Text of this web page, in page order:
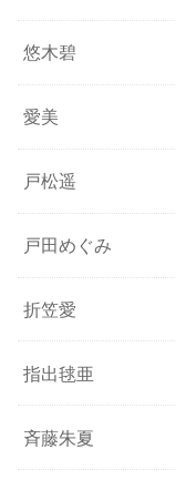
悠木碧
愛美
戸松遥
戸田めぐみ
折笠愛
指出毬亜
斉藤朱夏